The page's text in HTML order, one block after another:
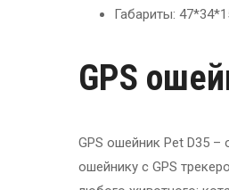
Габариты:
GPS
GPS ошейник Pet D35 –
ошейнику с GPS